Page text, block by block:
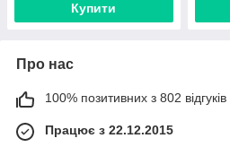
Купити
Про нас
100% позитивних з 802 відгуків
Працює з 22.12.2015